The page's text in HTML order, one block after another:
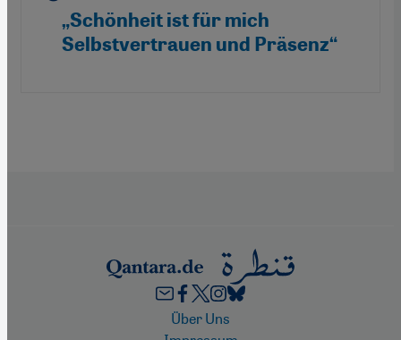
„Schönheit ist für mich
Selbstvertrauen und Präsenz“
FooterÜber Uns